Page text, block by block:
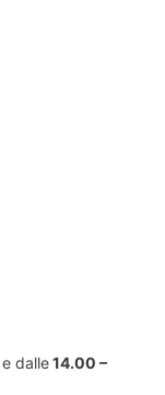
e dalle14.00 –